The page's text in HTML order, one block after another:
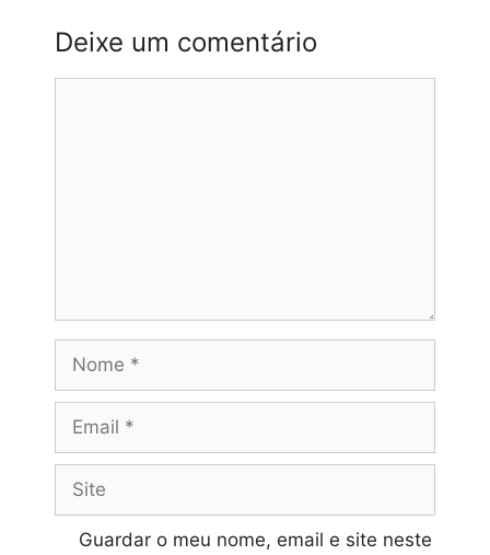
Deixe um comentário
Nome
Email
Site
Guardar o meu nome, email e site neste